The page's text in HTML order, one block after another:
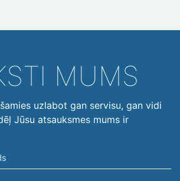
MUMS
uzlabot gan servisu, gan vidi
Jūsu atsauksmes mums ir